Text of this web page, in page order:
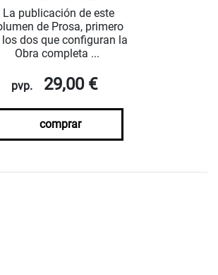
La publicación de este
de Prosa, primero
los dos que configuran la
Obra completa ...
pvp. 29,00 €
comprar